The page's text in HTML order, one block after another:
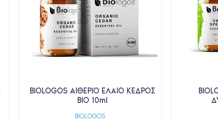
BIOLOGOS
BIOLOGOS ΑΙΘΕΡΙΟ ΕΛΑΙΟ ΚΕΔΡΟΣ
BIO 10ml